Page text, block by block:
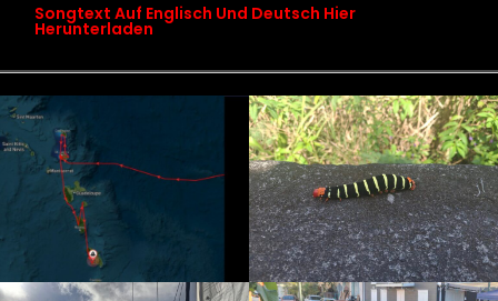
Songtext Auf Englisch Und Deutsch Hier
Herunterladen